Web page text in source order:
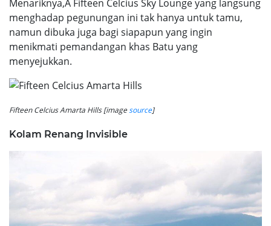
Menariknya,Â Fifteen Celcius Sky Lounge yang langsung
menghadap pegunungan ini tak hanya untuk tamu,
namun dibuka juga bagi siapapun yang ingin
menikmati pemandangan khas Batu yang
menyejukkan.
Fifteen Celcius Amarta Hills [imagesource]
Kolam Renang Invisible